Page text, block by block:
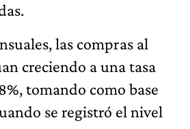
las compras al
creciendo a una tasa
tomando como base
se registró el nivel